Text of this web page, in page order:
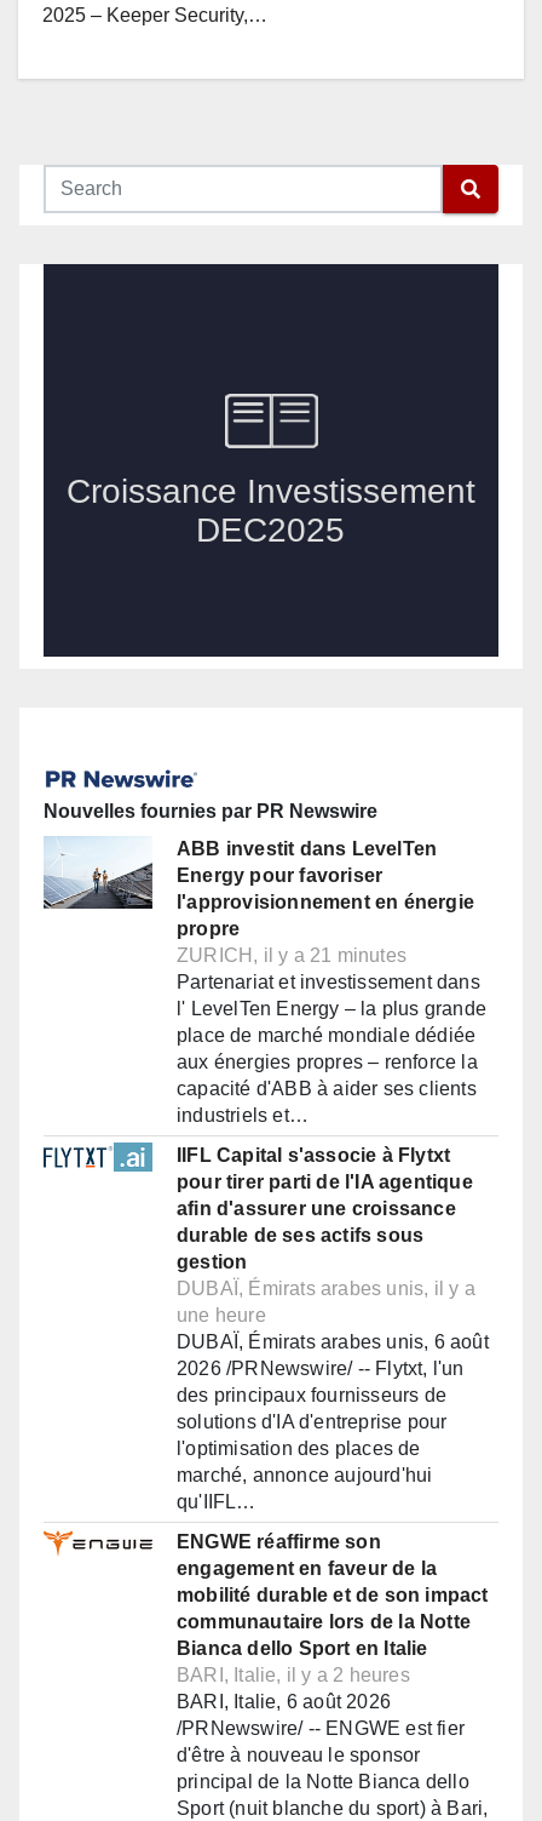
2025 – Keeper Security,…
Nouvelles fournies par PR Newswire
ABB investit dans LevelTen
Energy pour favoriser
l'approvisionnement en énergie
propre
ZURICH, il y a 21 minutes
Partenariat et investissement dans
l' LevelTen Energy – la plus grande
place de marché mondiale dédiée
aux énergies propres – renforce la
capacité d'ABB à aider ses clients
industriels et…
IIFL Capital s'associe à Flytxt
pour tirer parti de l'IA agentique
afin d'assurer une croissance
durable de ses actifs sous
gestion
DUBAÏ, Émirats arabes unis, il y a
une heure
DUBAÏ, Émirats arabes unis, 6 août
2026 /PRNewswire/ -- Flytxt, l'un
des principaux fournisseurs de
solutions d'IA d'entreprise pour
l'optimisation des places de
marché, annonce aujourd'hui
qu'IIFL…
ENGWE réaffirme son
engagement en faveur de la
mobilité durable et de son impact
communautaire lors de la Notte
Bianca dello Sport en Italie
BARI, Italie, il y a 2 heures
BARI, Italie, 6 août 2026
/PRNewswire/ -- ENGWE est fier
d'être à nouveau le sponsor
principal de la Notte Bianca dello
Sport (nuit blanche du sport) à Bari,